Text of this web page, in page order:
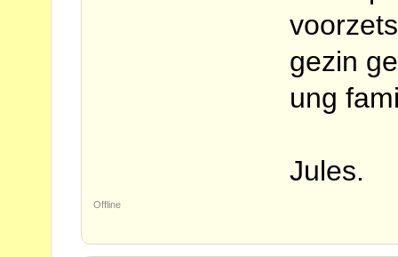
gezin
ung
Jules.
Offline